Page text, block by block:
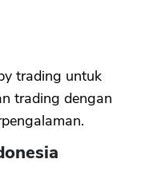
trading untuk
trading dengan